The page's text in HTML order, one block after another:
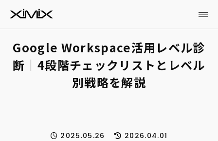
Google Workspace活用レベル診
断｜4段階チェックリストとレベル
別戦略を解説
2025.05.26
2026.04.01